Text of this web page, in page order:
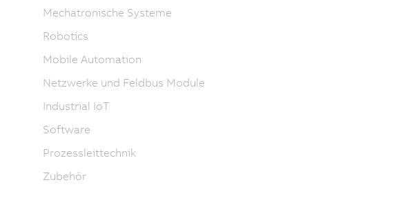
Mechatronische Systeme
Robotics
Mobile Automation
Netzwerke und Feldbus Module
Industrial IoT
Software
Prozessleittechnik
Zubehör